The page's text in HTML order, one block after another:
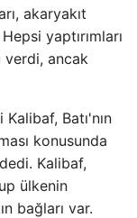
akaryakıt
yaptırımları
verdi, ancak
Kalibaf, Batı'nın
konusunda
Kalibaf,
ülkenin
bağları var.